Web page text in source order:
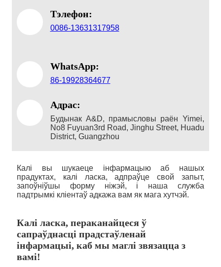
Тэлефон:
0086-13631317958
WhatsApp:
86-19928364677
Адрас:
Будынак A&D, прамысловы раён Yimei,
No8 Fuyuan3rd Road, Jinghu Street, Huadu
District, Guangzhou
Калі вы шукаеце інфармацыю аб нашых
прадуктах, калі ласка, адпраўце свой запыт,
запоўніўшы форму ніжэй, і наша служба
падтрымкі кліентаў адкажа вам як мага хутчэй.
Калі ласка, пераканайцеся ў
сапраўднасці прадстаўленай
інфармацыі, каб мы маглі звязацца з
вамі!